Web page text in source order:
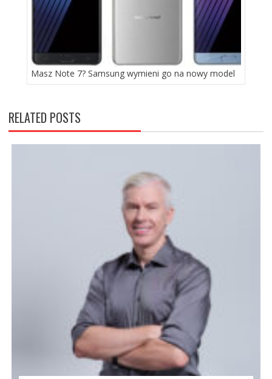
Masz Note 7? Samsung wymieni go na nowy model
RELATED POSTS